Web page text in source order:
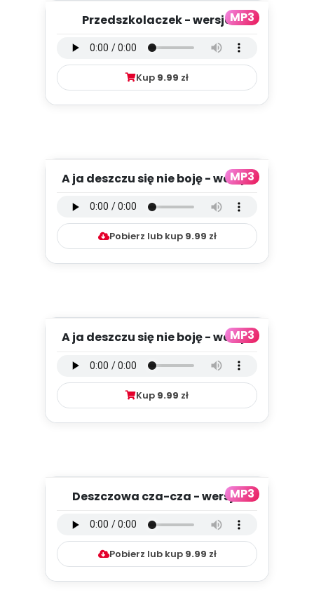
MP3
Przedszkolaczek - wersja
Kup 9.99 zł
MP3
A ja deszczu się nie boję - wersja
Pobierz lub kup 9.99 zł
MP3
A ja deszczu się nie boję - wersja
Kup 9.99 zł
MP3
Deszczowa cza-cza - wersja
Pobierz lub kup 9.99 zł